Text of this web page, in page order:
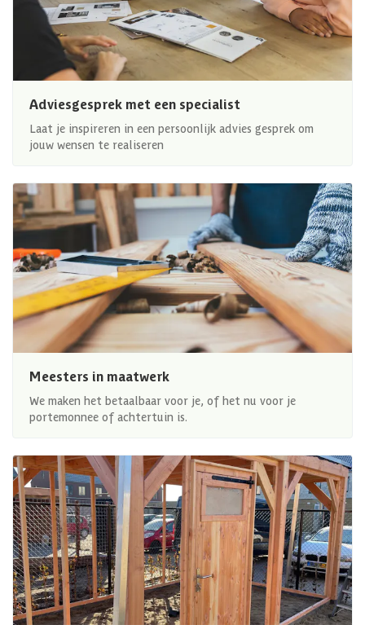
Adviesgesprek met een specialist
Laat je inspireren in een persoonlijk advies gesprek om
jouw wensen te realiseren
Meesters in maatwerk
We maken het betaalbaar voor je, of het nu voor je
portemonnee of achtertuin is.